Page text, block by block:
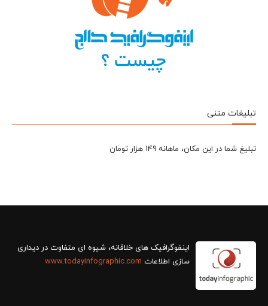
تبلیغات متنی
تبلیغ شما در این مکان، ماهانه 149 هزار تومان
سازی اطلاعات www.todayinfographic.com